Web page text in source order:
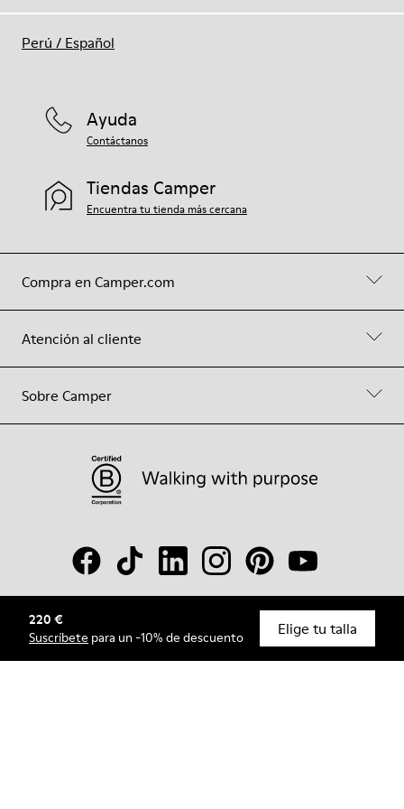
220 €
Suscríbete para un -10% de descuento Elige tu talla
Compra en Camper.com
Atención al cliente
Sobre Camper
Ayuda
Contáctanos
Tiendas Camper
Encuentra tu tienda más cercana
© Camper, 2026
Perú / Español